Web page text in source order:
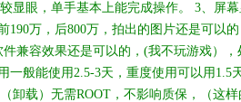
显眼，单手基本上能完成操作。 3、屏
190万，后800万，拍出的图片还是可以
兼容效果还是可以的，(我不玩游戏）
一般能使用2.5-3天，重度使用可以用1.5
卸载）无需ROOT，不影响质保，（这